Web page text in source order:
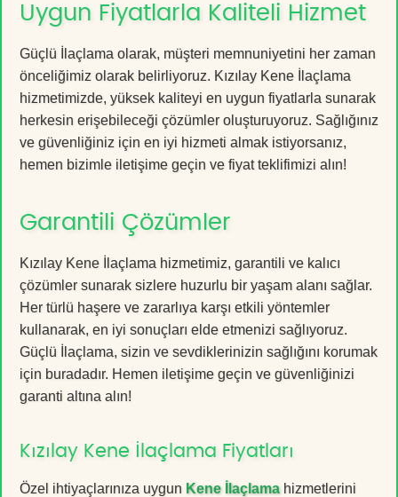
Uygun Fiyatlarla Kaliteli Hizmet
Güçlü İlaçlama olarak, müşteri memnuniyetini her zaman
önceliğimiz olarak belirliyoruz. Kızılay Kene İlaçlama
hizmetimizde, yüksek kaliteyi en uygun fiyatlarla sunarak
herkesin erişebileceği çözümler oluşturuyoruz. Sağlığınız
ve güvenliğiniz için en iyi hizmeti almak istiyorsanız,
hemen bizimle iletişime geçin ve fiyat teklifimizi alın!
Garantili Çözümler
Kızılay Kene İlaçlama hizmetimiz, garantili ve kalıcı
çözümler sunarak sizlere huzurlu bir yaşam alanı sağlar.
Her türlü haşere ve zararlıya karşı etkili yöntemler
kullanarak, en iyi sonuçları elde etmenizi sağlıyoruz.
Güçlü İlaçlama, sizin ve sevdiklerinizin sağlığını korumak
için buradadır. Hemen iletişime geçin ve güvenliğinizi
garanti altına alın!
Kızılay Kene İlaçlama Fiyatları
Özel ihtiyaçlarınıza uygun Kene İlaçlamahizmetlerini